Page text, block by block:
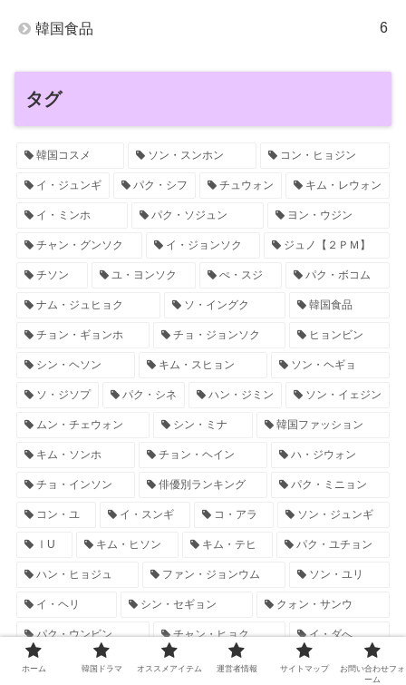
韓国食品 6
タグ
韓国コスメ ソン・スンホン コン・ヒョジン
イ・ジュンギ パク・シフ チュウォン キム・レウォン
イ・ミンホ パク・ソジュン ヨン・ウジン
チャン・グンソク イ・ジョンソク ジュノ【２ＰＭ】
チソン ユ・ヨンソク ぺ・スジ パク・ボコム
ナム・ジュヒョク ソ・イングク 韓国食品
チョン・ギョンホ チョ・ジョンソク ヒョンビン
シン・ヘソン キム・スヒョン ソン・ヘギョ
ソ・ジソプ パク・シネ ハン・ジミン ソン・イェジン
ムン・チェウォン シン・ミナ 韓国ファッション
キム・ソンホ チョン・ヘイン ハ・ジウォン
チョ・インソン 俳優別ランキング パク・ミニョン
コン・ユ イ・スンギ コ・アラ ソン・ジュンギ
ⅠU キム・ヒソン キム・テヒ パク・ユチョン
ハン・ヒョジュ ファン・ジョンウム ソン・ユリ
イ・ヘリ シン・セギョン クォン・サンウ
パク・ウンビン チャン・ヒョク イ・ダへ
チョン・リョウォン ムン・グニョン
ホーム 韓国ドラマ オススメアイテム 運営者情報 サイトマップ
お問い合わせフォ
ーム